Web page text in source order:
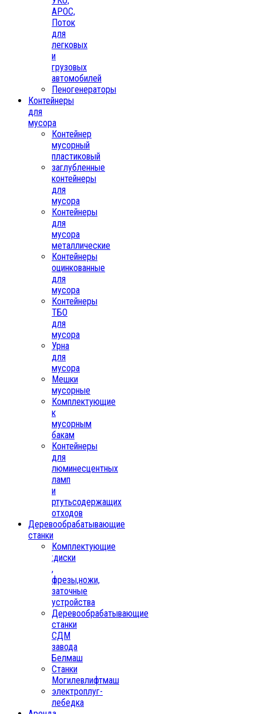
АРОС,
Поток
для
легковых
и
грузовых
автомобилей
Пеногенераторы
Контейнеры
для
мусора
Контейнер
мусорный
пластиковый
заглубленные
контейнеры
для
мусора
Контейнеры
для
мусора
металлические
Контейнеры
оцинкованные
для
мусора
Контейнеры
ТБО
для
мусора
Урна
для
мусора
Мешки
мусорные
Комплектующие
к
мусорным
бакам
Контейнеры
для
люминесцентных
ламп
и
ртутьсодержащих
отходов
Деревообрабатывающие
станки
Комплектующие
:диски
,
фрезы,ножи,
заточные
устройства
Деревообрабатывающие
станки
СДМ
завода
Белмаш
Станки
Могилевлифтмаш
электроплуг-
лебедка